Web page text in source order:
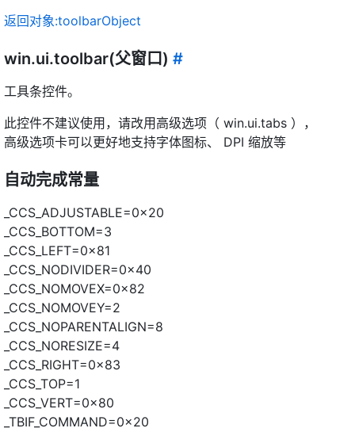
返回对象:toolbarObject
win.ui.toolbar(父窗口) #
工具条控件。
此控件不建议使用，请改用高级选项（ win.ui.tabs ），
高级选项卡可以更好地支持字体图标、 DPI 缩放等
自动完成常量
_CCS_ADJUSTABLE=0x20
_CCS_BOTTOM=3
_CCS_LEFT=0x81
_CCS_NODIVIDER=0x40
_CCS_NOMOVEX=0x82
_CCS_NOMOVEY=2
_CCS_NOPARENTALIGN=8
_CCS_NORESIZE=4
_CCS_RIGHT=0x83
_CCS_TOP=1
_CCS_VERT=0x80
_TBIF_COMMAND=0x20